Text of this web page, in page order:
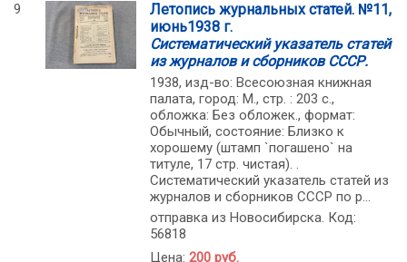
9
Летопись журнальных статей. №11,
июнь1938 г.
Систематический указатель статей
из журналов и сборников СССР.
1938, изд-во: Всесоюзная книжная
палата, город: М., стр. : 203 с.,
обложка: Без обложек., формат:
Обычный, состояние: Близко к
хорошему (штамп `погашено` на
титуле, 17 стр. чистая). .
Систематический указатель статей из
журналов и сборников СССР по р...
отправка из Новосибирска. Код:
56818
Цена: 200 руб.